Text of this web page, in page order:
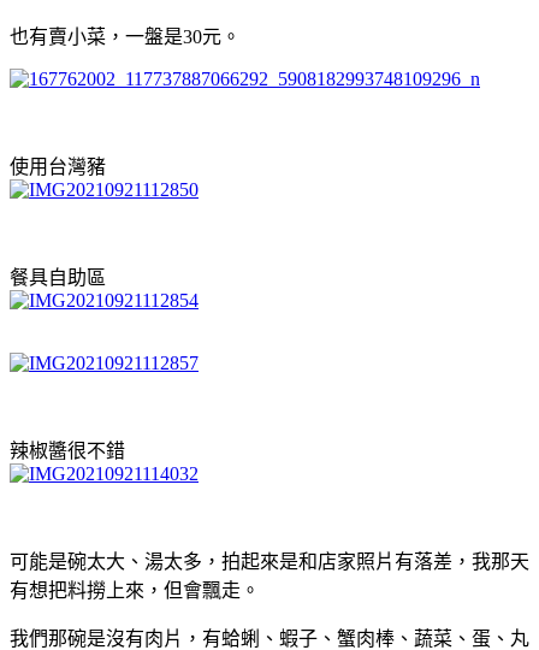
也有賣小菜，一盤是30元。
使用台灣豬
餐具自助區
辣椒醬很不錯
可能是碗太大、湯太多，拍起來是和店家照片有落差，我那天
有想把料撈上來，但會飄走。
我們那碗是沒有肉片，有蛤蜊、蝦子、蟹肉棒、蔬菜、蛋、丸